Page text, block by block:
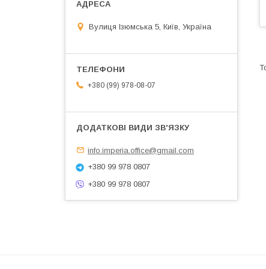
Вулиця Ізюмська 5, Київ, Україна
+380 (99) 978-08-07
info.imperia.office@gmail.com
+380 99 978 0807
+380 99 978 0807